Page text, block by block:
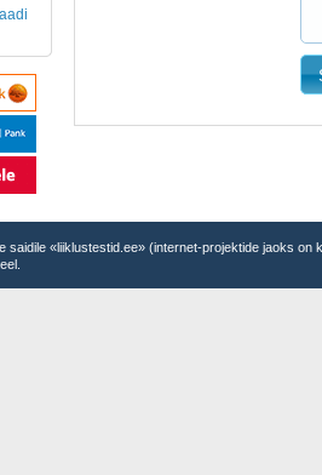
saidile «liiklustestid.ee» (internet-projektide jaoks on